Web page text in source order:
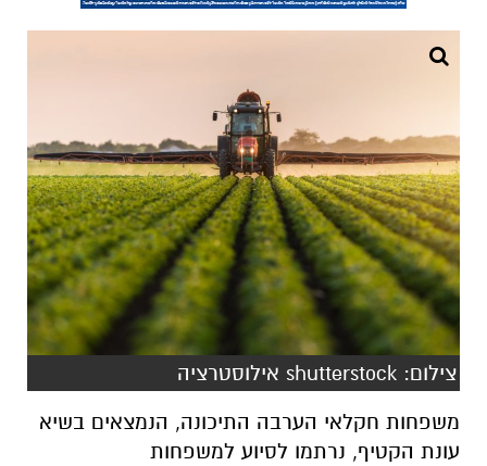
צילום: shutterstock אילוסטרציה
משפחות חקלאי הערבה התיכונה, הנמצאים בשיא
עונת הקטיף, נרתמו לסיוע למשפחות